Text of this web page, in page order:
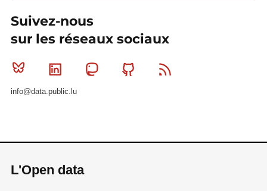
Suivez-nous
sur les réseaux sociaux
Bluesky Linkedin MastodonGithub
info@data.public.lu
L'Open data